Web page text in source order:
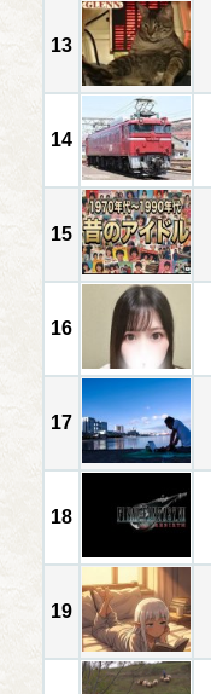
13
14
15
16
17
18
19